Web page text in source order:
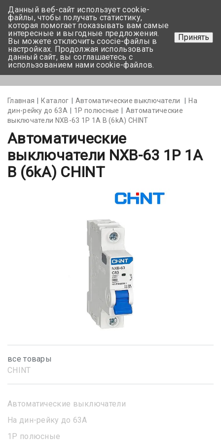
+375 17-350-99-56
+375 44-752-82-08
Задать вопрос
Главная Каталог Автоматические выключатели
На
дин-рейку до 63А
1Р полюсные
Автоматические
выключатели NXB-63 1P 1A B (6kA) CHINT
Автоматические
выключатели NXB-63 1P 1A
B (6kA) CHINT
все товары
CHINT
Автоматические выключатели
На дин-рейку до 63А
1Р полюсные
Данный веб-сайт использует cookie-
файлы, чтобы получать статистику,
которая помогает показывать вам самые
интересные и выгодные предложения.
Вы можете отключить coocie-файлы в
настройках. Продолжая использовать
данный сайт, вы соглашаетесь с
использованием нами cookie-файлов.
Принять